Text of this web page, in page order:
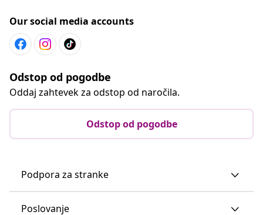
Our social media accounts
Odstop od pogodbe
Oddaj zahtevek za odstop od naročila.
Odstop od pogodbe
Podpora za stranke
Poslovanje